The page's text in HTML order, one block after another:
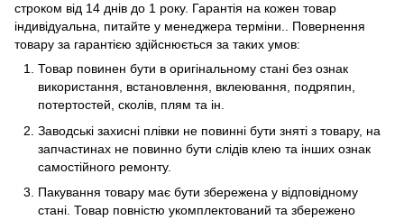
строком від 14 днів до 1 року. Гарантія на кожен товар
індивідуальна, питайте у менеджера терміни.. Повернення
товару за гарантією здійснюється за таких умов:
Товар повинен бути в оригінальному стані без ознак
використання, встановлення, вклеювання, подряпин,
потертостей, сколів, плям та ін.
Заводські захисні плівки не повинні бути зняті з товару, на
запчастинах не повинно бути слідів клею та інших ознак
самостійного ремонту.
Пакування товару має бути збережена у відповідному
стані. Товар повністю укомплектований та збережено